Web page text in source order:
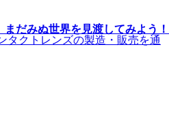
だみぬ世界を見渡してみよう！
タクトレンズの製造・販売を通